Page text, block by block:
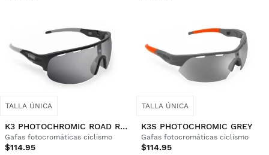
TALLA ÚNICA
K3 PHOTOCHROMIC ROAD RACE
Gafas fotocromáticas ciclismo
$114.95
TALLA ÚNICA
K3S PHOTOCHROMIC GREY
Gafas fotocromáticas ciclismo
$114.95